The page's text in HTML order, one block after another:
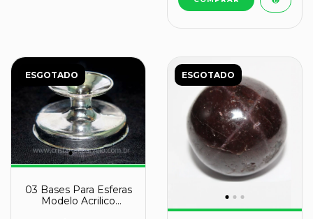
ESGOTADO
03 Bases Para Esferas
Modelo Acrilico
ESGOTADO